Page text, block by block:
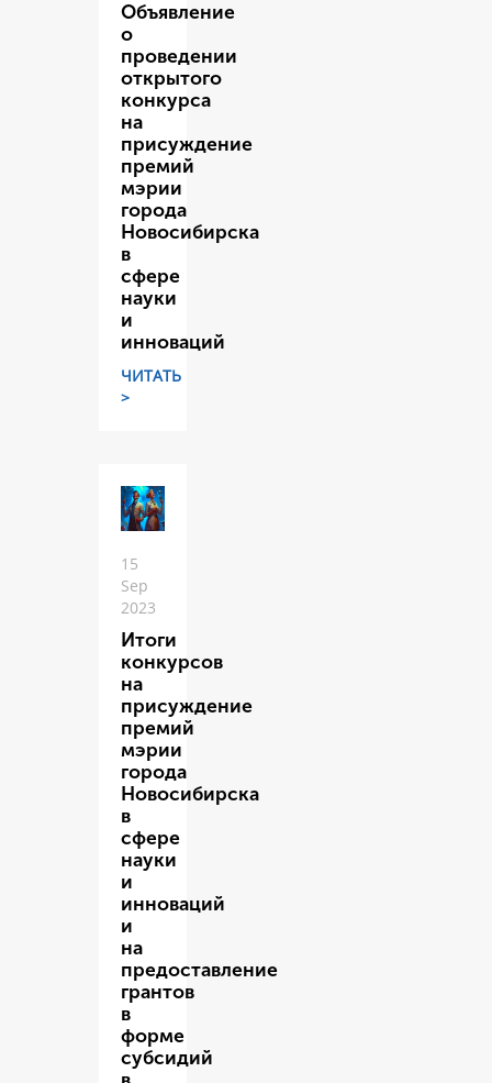
Объявление
о
проведении
открытого
конкурса
на
присуждение
премий
мэрии
города
Новосибирска
в
сфере
науки
и
инноваций
ЧИТАТЬ
>
15
Sep
2023
Итоги
конкурсов
на
присуждение
премий
мэрии
города
Новосибирска
в
сфере
науки
и
инноваций
и
на
предоставление
грантов
в
форме
субсидий